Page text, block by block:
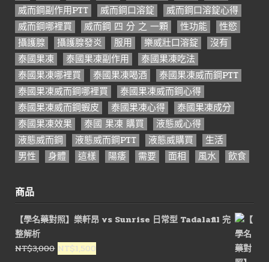
威而鋼副作用PTT
威而鋼口溶錠
威而鋼口溶錠心得
威而鋼哪裡買
威而鋼 四 分 之 一顆 性功能
性慾
攝護腺
攝護腺發炎 服用 樂威壯口溶錠
沒有
泰國果凍
泰國果凍副作用
泰國果凍吃法
泰國果凍哪裡買
泰國果凍喝酒
泰國果凍威而鋼PTT
泰國果凍威而鋼哪裡買
泰國果凍威而鋼心得
泰國果凍威而鋼蝦皮
泰國果凍心得
泰國果凍成分
泰國果凍效果
泰國 果凍 購買
液態威心得
液態威而鋼
液態威而鋼PTT 液態威購買
生活
男性
身體 這樣 陽痿 需要 面相 風水 飲食
商品
【學名藥對照】樂軒昂 vs Sunrise 日常型 Tadalafil 完
整解析
NT$3,000 原
NT$1,500